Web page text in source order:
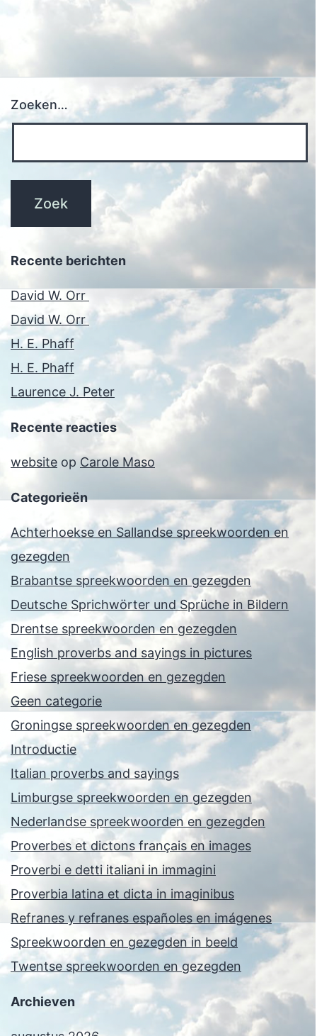
Zoeken…
Recente berichten
David W. Orr
David W. Orr
H. E. Phaff
H. E. Phaff
Laurence J. Peter
Recente reacties
website op Carole Maso
Categorieën
Achterhoekse en Sallandse spreekwoorden en
gezegden
Brabantse spreekwoorden en gezegden
Deutsche Sprichwörter und Sprüche in Bildern
Drentse spreekwoorden en gezegden
English proverbs and sayings in pictures
Friese spreekwoorden en gezegden
Geen categorie
Groningse spreekwoorden en gezegden
Introductie
Italian proverbs and sayings
Limburgse spreekwoorden en gezegden
Nederlandse spreekwoorden en gezegden
Proverbes et dictons français en images
Proverbi e detti italiani in immagini
Proverbia latina et dicta in imaginibus
Refranes y refranes españoles en imágenes
Spreekwoorden en gezegden in beeld
Twentse spreekwoorden en gezegden
Archieven